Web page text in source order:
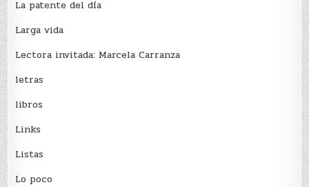
La patente del día
Larga vida
Lectora invitada: Marcela Carranza
letras
libros
Links
Listas
Lo poco